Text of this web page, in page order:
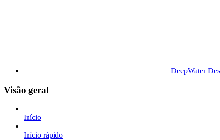
DeepWater
Visão geral
Início
Início rápido